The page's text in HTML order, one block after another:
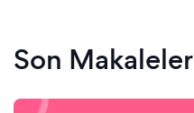
Son Makaleler